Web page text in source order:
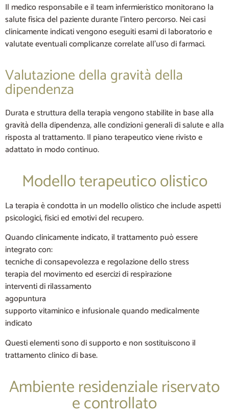
Il medico responsabile e il team infermieristico monitorano la
salute fisica del paziente durante l’intero percorso. Nei casi
clinicamente indicati vengono eseguiti esami di laboratorio e
valutate eventuali complicanze correlate all’uso di farmaci.
Valutazione della gravità della
dipendenza
Durata e struttura della terapia vengono stabilite in base alla
gravità della dipendenza, alle condizioni generali di salute e alla
risposta al trattamento. Il piano terapeutico viene rivisto e
adattato in modo continuo.
Modello terapeutico olistico
La terapia è condotta in un modello olistico che include aspetti
psicologici, fisici ed emotivi del recupero.
Quando clinicamente indicato, il trattamento può essere
integrato con:
tecniche di consapevolezza e regolazione dello stress
terapia del movimento ed esercizi di respirazione
interventi di rilassamento
agopuntura
supporto vitaminico e infusionale quando medicalmente
indicato
Questi elementi sono di supporto e non sostituiscono il
trattamento clinico di base.
Ambiente residenziale riservato
e controllato